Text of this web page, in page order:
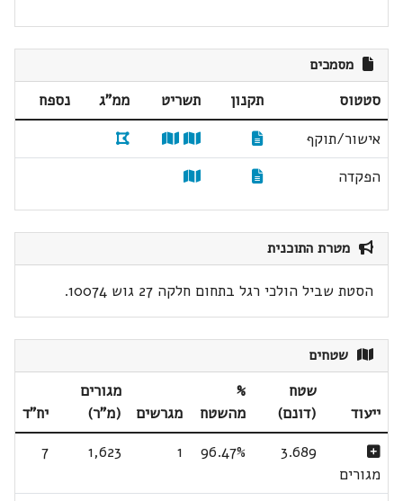
מסמכים
סטטוס תקנון תשריט ממ"ג
נספח
אישור/תוקף
הפקדה
מטרת התוכנית
הסטת שביל הולכי רגל בתחום חלקה 27 גוש 10074.
שטחים
ייעוד
שטח
(דונם)
%
מהשטח
מגרשים
מגורים
(מ"ר)
יח"ד
מגורים
3.689
96.47%
1
1,623
7